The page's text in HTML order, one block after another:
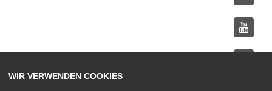
WIR VERWENDEN COOKIES